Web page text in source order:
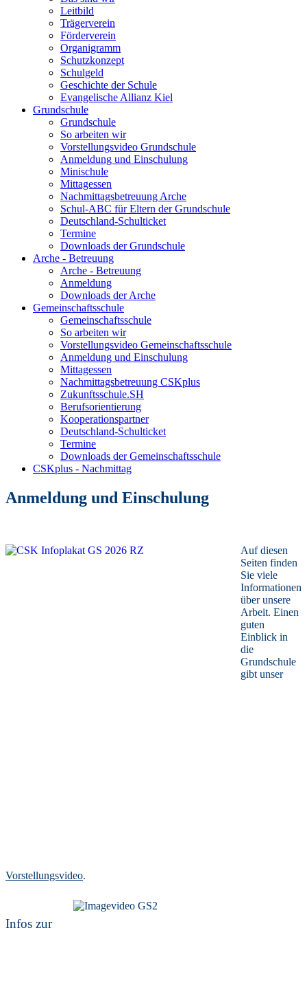
Leitbild
Trägerverein
Förderverein
Organigramm
Schutzkonzept
Schulgeld
Geschichte der Schule
Evangelische Allianz Kiel
Grundschule
Grundschule
So arbeiten wir
Vorstellungsvideo Grundschule
Anmeldung und Einschulung
Minischule
Mittagessen
Nachmittagsbetreuung Arche
Schul-ABC für Eltern der Grundschule
Deutschland-Schulticket
Termine
Downloads der Grundschule
Arche - Betreuung
Arche - Betreuung
Anmeldung
Downloads der Arche
Gemeinschaftsschule
Gemeinschaftsschule
So arbeiten wir
Vorstellungsvideo Gemeinschaftsschule
Anmeldung und Einschulung
Mittagessen
Nachmittagsbetreuung CSKplus
Zukunftsschule.SH
Berufsorientierung
Kooperationspartner
Deutschland-Schulticket
Termine
Downloads der Gemeinschaftsschule
CSKplus - Nachmittag
Anmeldung und Einschulung
Auf diesen
Seiten finden
Sie viele
Informationen
über unsere
Arbeit. Einen
guten
Einblick in
die
Grundschule
gibt unser
Vorstellungsvideo.
Infos zur